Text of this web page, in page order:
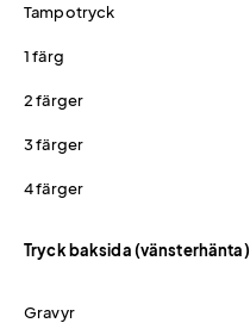
Tampotryck
1 färg
2 färger
3 färger
4 färger
Tryck baksida (vänsterhänta)
Gravyr